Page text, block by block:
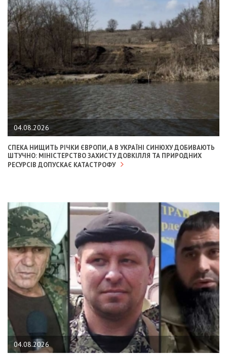
04.08.2026
СПЕКА НИЩИТЬ РІЧКИ ЄВРОПИ, А В УКРАЇНІ СИНЮХУ ДОБИВАЮТЬ
ШТУЧНО: МІНІСТЕРСТВО ЗАХИСТУ ДОВКІЛЛЯ ТА ПРИРОДНИХ
РЕСУРСІВ ДОПУСКАЄ КАТАСТРОФУ
04.08.2026